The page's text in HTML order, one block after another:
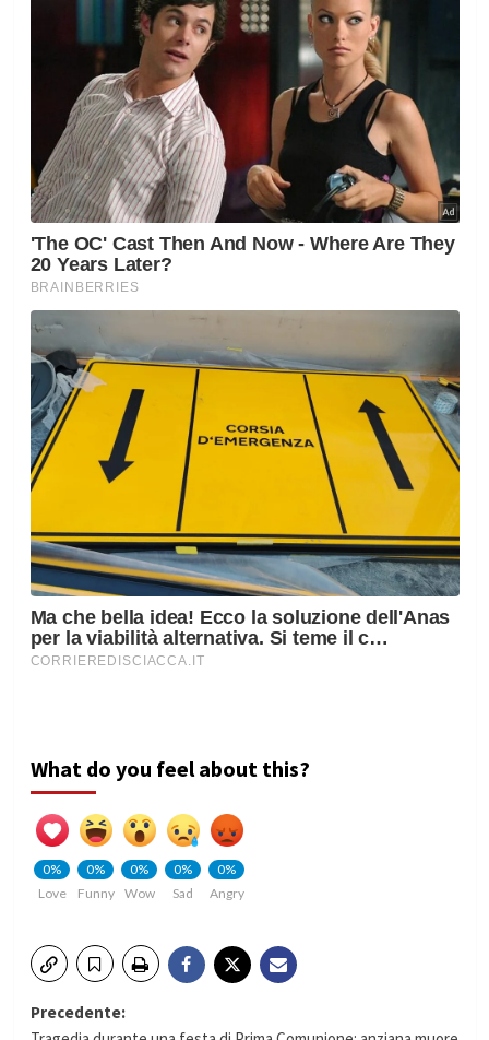
What do you feel about this?
0%
Love
0%
Funny
0%
Wow
0%
Sad
0%
Angry
Navigazione
Precedente: